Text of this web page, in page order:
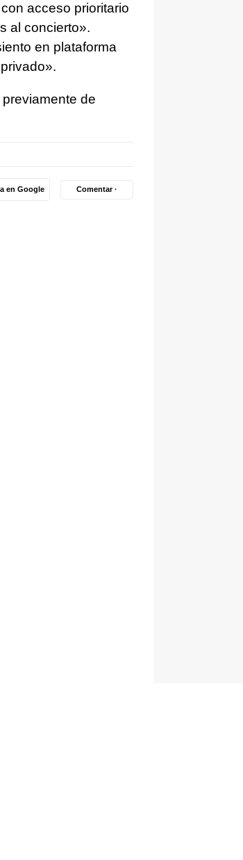
acceso prioritario
al concierto».
en plataforma
de
en Google Comentar ·